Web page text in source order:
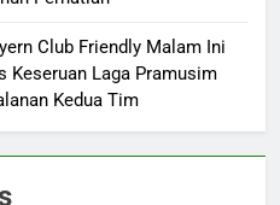
Club Friendly Malam Ini
Keseruan Laga Pramusim
Kedua Tim